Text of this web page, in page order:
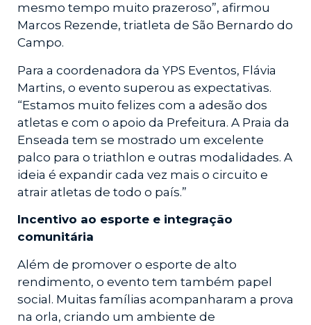
mesmo tempo muito prazeroso”, afirmou
Marcos Rezende, triatleta de São Bernardo do
Campo.
Para a coordenadora da YPS Eventos, Flávia
Martins, o evento superou as expectativas.
“Estamos muito felizes com a adesão dos
atletas e com o apoio da Prefeitura. A Praia da
Enseada tem se mostrado um excelente
palco para o triathlon e outras modalidades. A
ideia é expandir cada vez mais o circuito e
atrair atletas de todo o país.”
Incentivo ao esporte e integração
comunitária
Além de promover o esporte de alto
rendimento, o evento tem também papel
social. Muitas famílias acompanharam a prova
na orla, criando um ambiente de